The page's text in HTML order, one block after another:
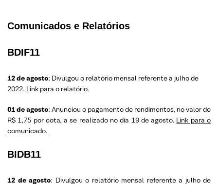
Comunicados e Relatórios
BDIF11
12 de agosto: Divulgou o relatório mensal referente a julho de
2022. Link para o relatório.
01 de agosto: Anunciou o pagamento de rendimentos, no valor de
R$ 1,75 por cota, a se realizado no dia 19 de agosto. Link para o
comunicado.
BIDB11
12 de agosto: Divulgou o relatório mensal referente a julho de